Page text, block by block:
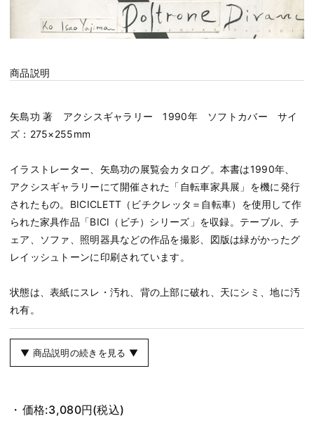
商品説明
矢島功 著 アクシスギャラリー 1990年 ソフトカバー サイ
ズ：275×255mm
イラストレーター、矢島功の展覧会カタログ。本書は1990年、
アクシスギャラリーにて開催された「自転車家具展」を機に発行
されたもの。BICICLETT（ビチクレッタ＝自転車）を使用して作
られた家具作品「BICI（ビチ）シリーズ」を収録。テーブル、チ
ェア、ソファ、照明器具などの作品を撮影、図版は緑がかったグ
レイッシュトーンに印刷されています。
状態は、表紙にスレ・汚れ、背の上部に破れ、天にシミ、地に汚
れ有。
▼ 商品説明の続きを見る ▼
価格:3,080円(税込)